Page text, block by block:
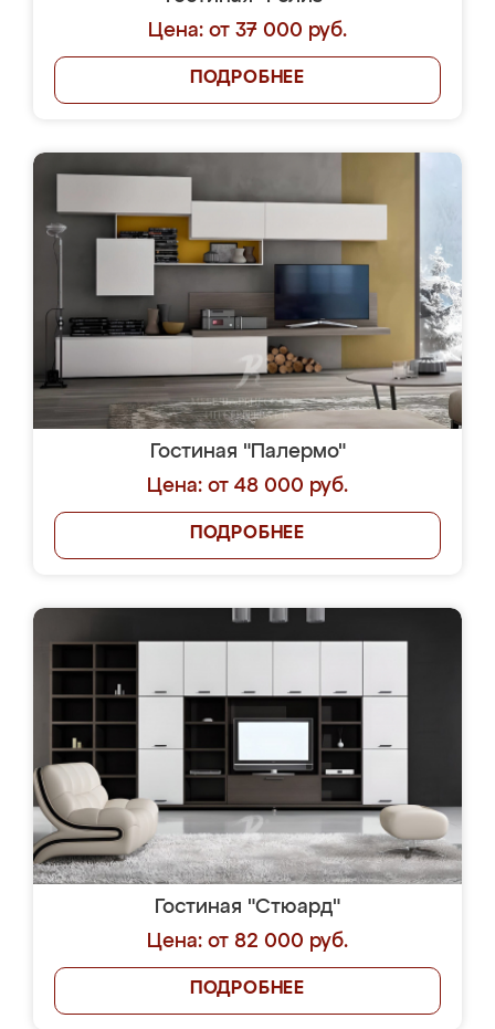
Цена: от 37 000 руб.
ПОДРОБНЕЕ
Гостиная "Палермо"
Цена: от 48 000 руб.
ПОДРОБНЕЕ
Гостиная "Стюард"
Цена: от 82 000 руб.
ПОДРОБНЕЕ